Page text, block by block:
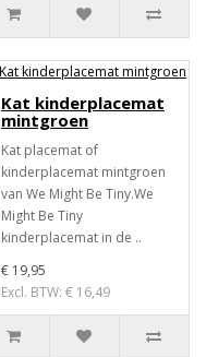
Kat kinderplacemat
mintgroen
Kat placemat of
kinderplacemat mintgroen
van We Might Be Tiny.We
Might Be Tiny
kinderplacemat in de ..
€ 19,95
Excl. BTW: € 16,49